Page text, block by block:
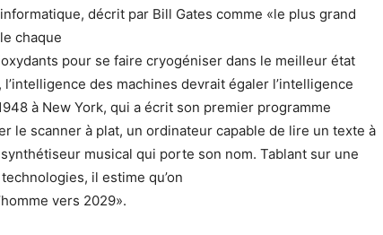
décrit par Bill Gates comme «le plus grand
chaque
pour se faire cryogéniser dans le meilleur état
des machines devrait égaler l’intelligence
à New York, qui a écrit son premier programme
le scanner à plat, un ordinateur capable de lire un texte à
musical qui porte son nom. Tablant sur une
il estime qu’on
vers 2029».